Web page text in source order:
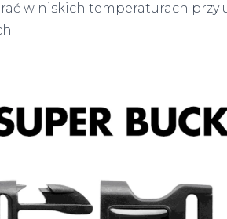
w niskich temperaturach przy